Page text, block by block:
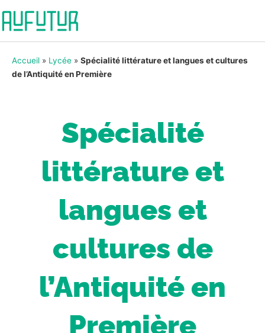
Accueil » Lycée » Spécialité littérature et langues et cultures
de l’Antiquité en Première
Spécialité
littérature et
langues et
cultures de
l’Antiquité en
Première